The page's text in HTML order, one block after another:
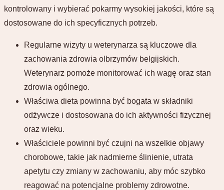
kontrolowany i wybierać pokarmy wysokiej jakości, które są
dostosowane do ich specyficznych potrzeb.
Regularne wizyty u weterynarza są kluczowe dla
zachowania zdrowia olbrzymów belgijskich.
Weterynarz pomoże monitorować ich wagę oraz stan
zdrowia ogólnego.
Właściwa dieta powinna być bogata w składniki
odżywcze i dostosowana do ich aktywności fizycznej
oraz wieku.
Właściciele powinni być czujni na wszelkie objawy
chorobowe, takie jak nadmierne ślinienie, utrata
apetytu czy zmiany w zachowaniu, aby móc szybko
reagować na potencjalne problemy zdrowotne.